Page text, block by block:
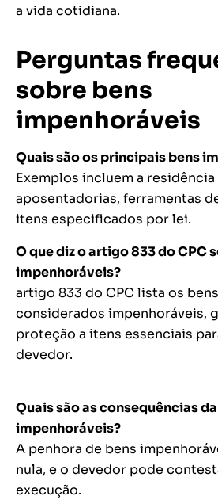
a vida cotidiana.
Perguntas
sobre bens
impenhoráveis
Quais são os principais bens
Exemplos incluem a
aposentadorias, ferramentas
itens especificados por lei.
O que diz o artigo 833 do CPC
impenhoráveis?
artigo 833 do CPC lista os
considerados impenhoráveis,
proteção a itens essenciais
devedor.
Quais são as consequências
impenhoráveis?
A penhora de bens
nula, e o devedor pode
execução.